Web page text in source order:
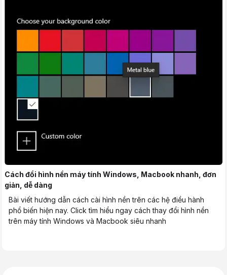
Cách đổi hình nền máy tính Windows, Macbook nhanh, đơn
giản, dễ dàng
Bài viết hướng dẫn cách cài hình nền trên các hệ điều hành
phổ biến hiện nay. Click tìm hiểu ngay cách thay đổi hình nền
trên máy tính Windows và Macbook siêu nhanh